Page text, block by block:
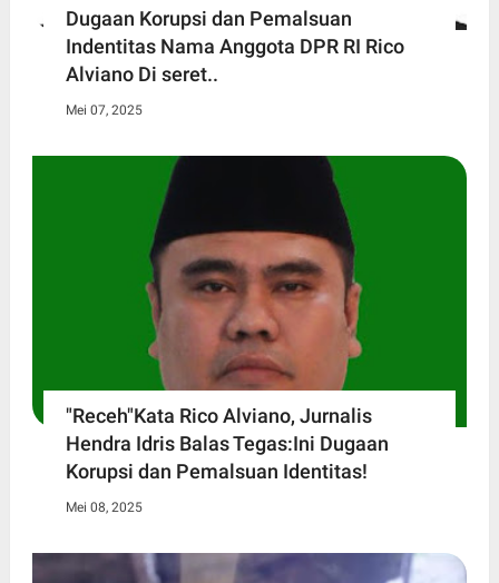
Dugaan Korupsi dan Pemalsuan
Indentitas Nama Anggota DPR RI Rico
Alviano Di seret..
Mei 07, 2025
"Receh"Kata Rico Alviano, Jurnalis
Hendra Idris Balas Tegas:Ini Dugaan
Korupsi dan Pemalsuan Identitas!
Mei 08, 2025